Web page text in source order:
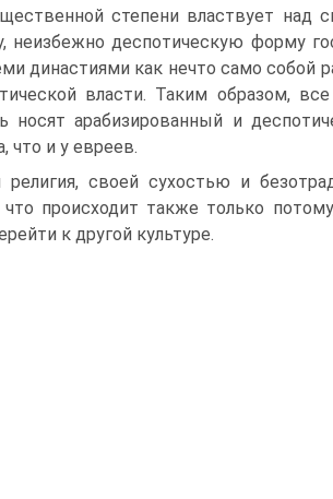
степени властвует над
неизбежно деспотическую форму
династиями как нечто само собой
власти. Таким образом,
арабизированный и
что и у евреев.
своей сухостью и
происходит также только
к другой культуре.